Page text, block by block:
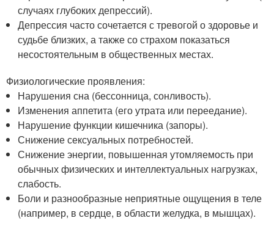
случаях глубоких депрессий).
Депрессия часто сочетается с тревогой о здоровье и
судьбе близких, а также со страхом показаться
несостоятельным в общественных местах.
Физиологические проявления:
Нарушения сна (бессонница, сонливость).
Изменения аппетита (его утрата или переедание).
Нарушение функции кишечника (запоры).
Снижение сексуальных потребностей.
Снижение энергии, повышенная утомляемость при
обычных физических и интеллектуальных нагрузках,
слабость.
Боли и разнообразные неприятные ощущения в теле
(например, в сердце, в области желудка, в мышцах).